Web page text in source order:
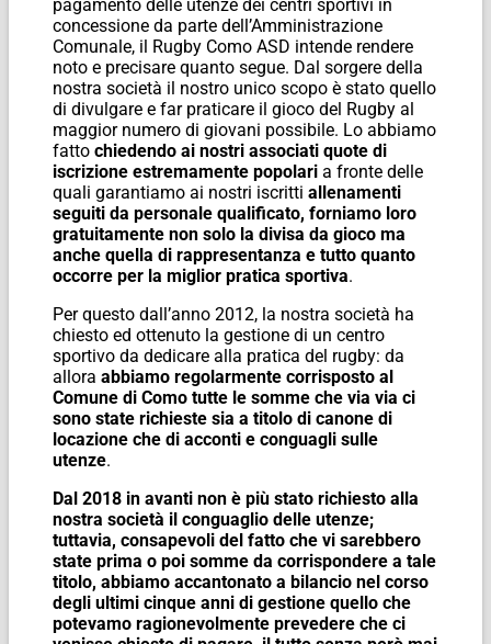
pagamento delle utenze dei centri sportivi in
concessione da parte dell’Amministrazione
Comunale, il Rugby Como ASD intende rendere
noto e precisare quanto segue. Dal sorgere della
nostra società il nostro unico scopo è stato quello
di divulgare e far praticare il gioco del Rugby al
maggior numero di giovani possibile. Lo abbiamo
fatto chiedendo ai nostri associati quote di
iscrizione estremamente popolari a fronte delle
quali garantiamo ai nostri iscritti allenamenti
seguiti da personale qualificato, forniamo loro
gratuitamente non solo la divisa da gioco ma
anche quella di rappresentanza e tutto quanto
occorre per la miglior pratica sportiva.
Per questo dall’anno 2012, la nostra società ha
chiesto ed ottenuto la gestione di un centro
sportivo da dedicare alla pratica del rugby: da
allora abbiamo regolarmente corrisposto al
Comune di Como tutte le somme che via via ci
sono state richieste sia a titolo di canone di
locazione che di acconti e conguagli sulle
utenze.
Dal 2018 in avanti non è più stato richiesto alla
nostra società il conguaglio delle utenze;
tuttavia, consapevoli del fatto che vi sarebbero
state prima o poi somme da corrispondere a tale
titolo, abbiamo accantonato a bilancio nel corso
degli ultimi cinque anni di gestione quello che
potevamo ragionevolmente prevedere che ci